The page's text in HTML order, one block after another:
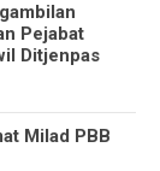
Pejabat
Ditjenpas
Milad PBB